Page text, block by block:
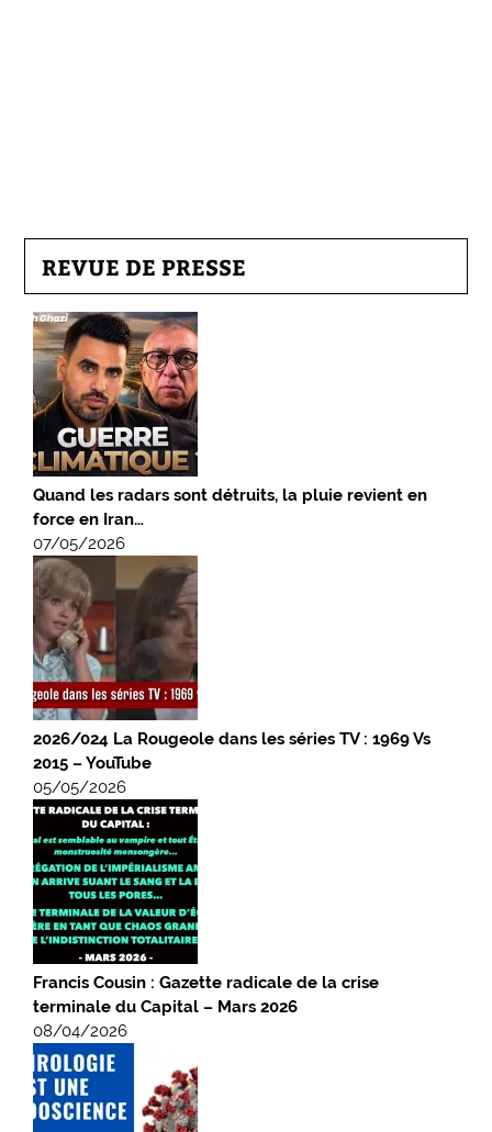
REVUE DE PRESSE
Quand les radars sont détruits, la pluie revient en
force en Iran…
07/05/2026
2026/024 La Rougeole dans les séries TV : 1969 Vs
2015 – YouTube
05/05/2026
Francis Cousin : Gazette radicale de la crise
terminale du Capital – Mars 2026
08/04/2026